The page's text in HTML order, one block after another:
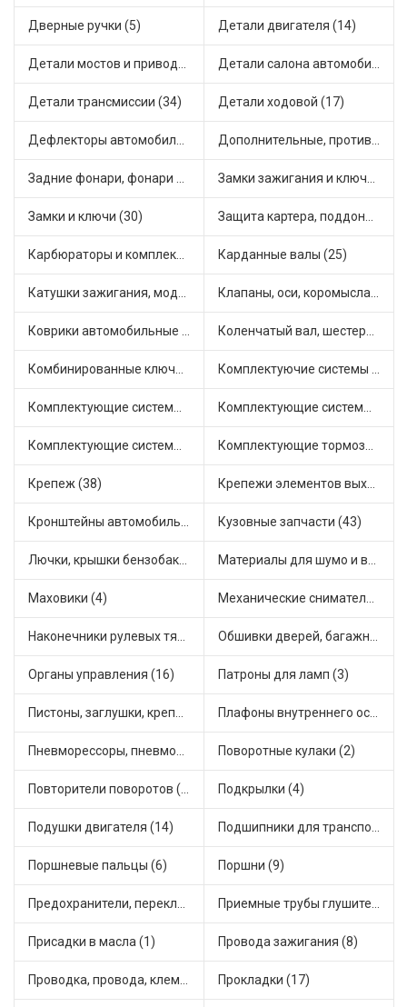
Дверные ручки (5) Детали двигателя (14)
Детали мостов и привода трансмиссии (55) Детали салона автомобиля (33)
Детали трансмиссии (34) Детали ходовой (17)
Дефлекторы автомобильные (1) Дополнительные, противотуманные фары (2)
Задние фонари, фонари видимости (2) Замки зажигания и ключи (10)
Замки и ключи (30) Защита картера, поддона, КПП (2)
Карбюраторы и комплектующие (14) Карданные валы (25)
Катушки зажигания, модули зажигания (3) Клапаны, оси, коромысла (14)
Коврики автомобильные (5) Коленчатый вал, шестерни коленчатого вала (8)
Комбинированные ключи (3) Комплектуючие системы стеклоочистителя (6)
Комплектующие системы выпуска отработавших газов (7) Комплектующие системы отопления (22)
Комплектующие системы питания (6) Комплектующие тормозной системы (22)
Крепеж (38) Крепежи элементов выхлопной системы (5)
Кронштейны автомобильные (4) Кузовные запчасти (43)
Лючки, крышки бензобака (6) Материалы для шумо и виброизоляции (1)
Маховики (4) Механические сниматели (1)
Наконечники рулевых тяг (30) Обшивки дверей, багажника, потолков, накладки салона (24)
Органы управления (16) Патроны для ламп (3)
Пистоны, заглушки, крепежные элементы (9) Плафоны внутреннего освещения (1)
Пневморессоры, пневмоподушки (1) Поворотные кулаки (2)
Повторители поворотов (4) Подкрылки (4)
Подушки двигателя (14) Подшипники для транспорта (43)
Поршневые пальцы (6) Поршни (9)
Предохранители, переключатели, кнопки автомобильные (24) Приемные трубы глушителя (4)
Присадки в масла (1) Провода зажигания (8)
Проводка, провода, клеммы и разъемы (17) Прокладки (17)